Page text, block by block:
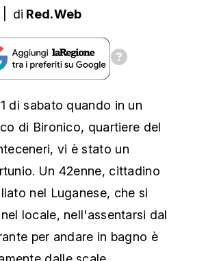
di Red.Web
di sabato quando in un
di Bironico, quartiere del
vi è stato un
Un 42enne, cittadino
nel Luganese, che si
locale, nell'assentarsi dal
per andare in bagno è